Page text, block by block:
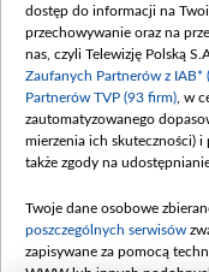
dostęp do informacji na
przechowywanie oraz na
nas, czyli Telewizję Polską
Zaufanych Partnerów z IAB*
Partnerów TVP (93 firm) , w
zautomatyzowanego
mierzenia ich skuteczności) i
także zgody na
Twoje dane osobowe
poszczególnych serwisów
zapisywane za pomocą